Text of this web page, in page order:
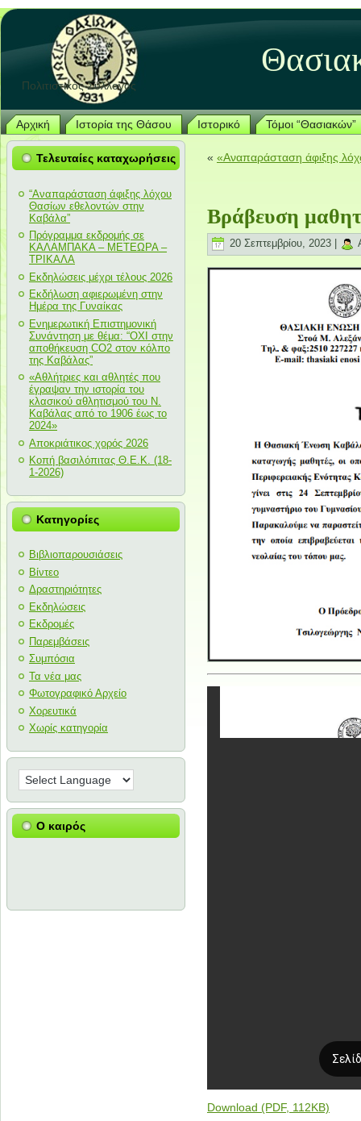
Πολιτιστικός Σύλλογος
Αρχική Ιστορία της Θάσου Ιστορικό Τόμοι “Θασιακών”
Τελευταίες καταχωρήσεις
“Αναπαράσταση άφιξης λόχου
Θασίων εθελοντών στην
Καβάλα”
Πρόγραμμα εκδρομής σε
ΚΑΛΑΜΠΑΚΑ – ΜΕΤΕΩΡΑ –
ΤΡΙΚΑΛΑ
Εκδηλώσεις μέχρι τέλους 2026
Εκδήλωση αφιερωμένη στην
Ημέρα της Γυναίκας
Ενημερωτική Επιστημονική
Συνάντηση με θέμα: “ΟΧΙ στην
αποθήκευση CO2 στον κόλπο
της Καβάλας”
«Αθλήτριες και αθλητές που
έγραψαν την ιστορία του
κλασικού αθλητισμού του Ν.
Καβάλας από το 1906 έως το
2024»
Αποκριάτικος χορός 2026
Κοπή βασιλόπιτας Θ.Ε.Κ. (18-
1-2026)
Κατηγορίες
Βιβλιοπαρουσιάσεις
Βίντεο
Δραστηριότητες
Εκδηλώσεις
Εκδρομές
Παρεμβάσεις
Συμπόσια
Τα νέα μας
Φωτογραφικό Αρχείο
Χορευτικά
Χωρίς κατηγορία
Ο καιρός
« «Αναπαράσταση άφιξης
Βράβευση
20 Σεπτεμβρίου, 2023 |
Download (PDF, 112KB)